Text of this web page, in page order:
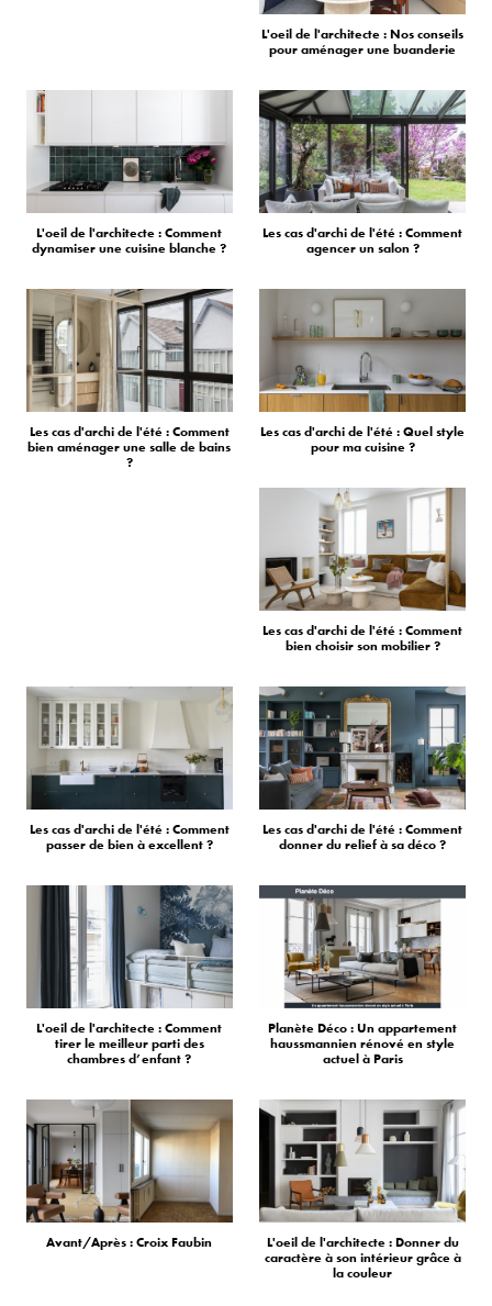
L'oeil de l'architecte : Nos conseils
pour aménager une buanderie
L'oeil de l'architecte : Comment
dynamiser une cuisine blanche ?
Les cas d'archi de l'été : Comment
agencer un salon ?
Les cas d'archi de l'été : Comment
bien aménager une salle de bains
?
Les cas d'archi de l'été : Quel style
pour ma cuisine ?
Les cas d'archi de l'été : Comment
bien choisir son mobilier ?
Les cas d'archi de l'été : Comment
passer de bien à excellent ?
Les cas d'archi de l'été : Comment
donner du relief à sa déco ?
L'oeil de l'architecte : Comment
tirer le meilleur parti des
chambres d’enfant ?
Planète Déco : Un appartement
haussmannien rénové en style
actuel à Paris
Avant/Après : Croix Faubin
L'oeil de l'architecte : Donner du
caractère à son intérieur grâce à
la couleur